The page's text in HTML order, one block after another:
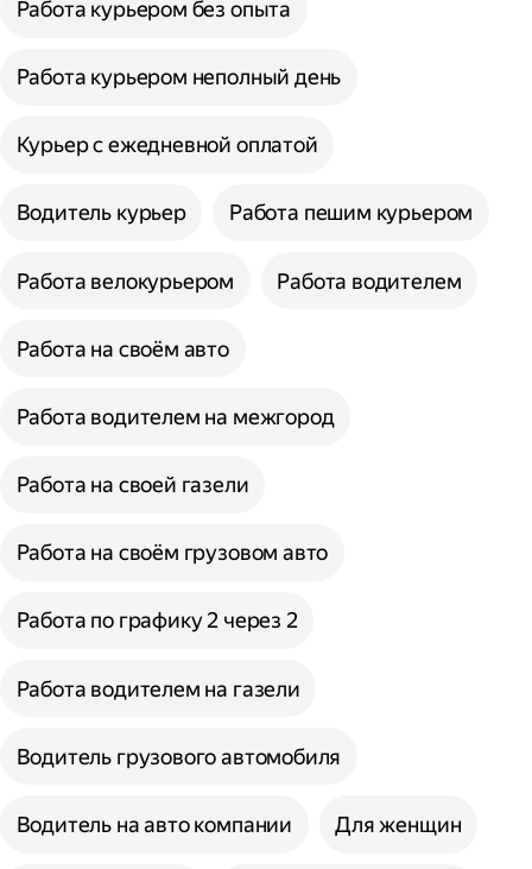
Работа курьером без опыта
Работа курьером неполный день
Курьер с ежедневной оплатой
Водитель курьер Работа пешим курьером
Работа велокурьером Работа водителем
Работа на своём авто
Работа водителем на межгород
Работа на своей газели
Работа на своём грузовом авто
Работа по графику 2 через 2
Работа водителем на газели
Водитель грузового автомобиля
Водитель на авто компании Для женщин